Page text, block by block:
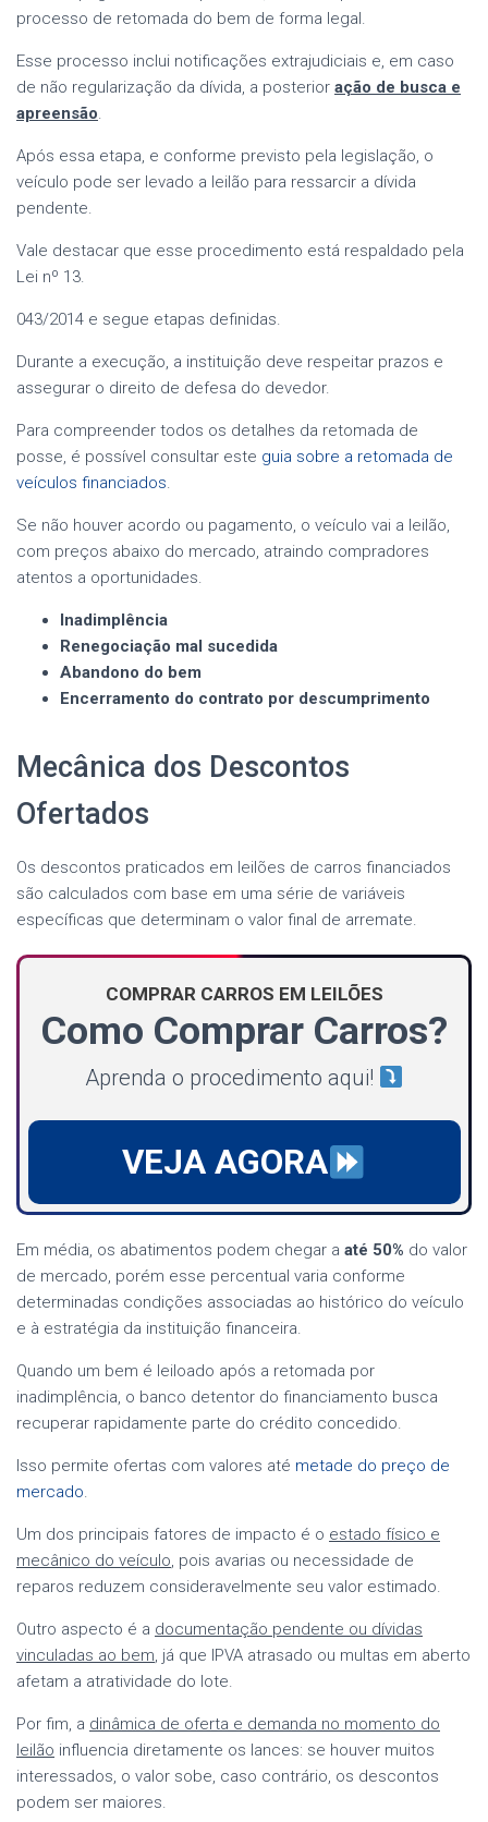
processo de retomada do bem de forma legal.
Esse processo inclui notificações extrajudiciais e, em caso
de não regularização da dívida, a posterior ação de busca e
apreensão.
Após essa etapa, e conforme previsto pela legislação, o
veículo pode ser levado a leilão para ressarcir a dívida
pendente.
Vale destacar que esse procedimento está respaldado pela
Lei nº 13.
043/2014 e segue etapas definidas.
Durante a execução, a instituição deve respeitar prazos e
assegurar o direito de defesa do devedor.
Para compreender todos os detalhes da retomada de
posse, é possível consultar este guia sobre a retomada de
veículos financiados.
Se não houver acordo ou pagamento, o veículo vai a leilão,
com preços abaixo do mercado, atraindo compradores
atentos a oportunidades.
Inadimplência
Renegociação mal sucedida
Abandono do bem
Encerramento do contrato por descumprimento
Mecânica dos Descontos
Ofertados
Os descontos praticados em leilões de carros financiados
são calculados com base em uma série de variáveis
específicas que determinam o valor final de arremate.
COMPRAR CARROS EM LEILÕES
Como Comprar Carros?
Aprenda o procedimento aqui!
VEJA AGORA
Em média, os abatimentos podem chegar a até 50% do valor
de mercado, porém esse percentual varia conforme
determinadas condições associadas ao histórico do veículo
e à estratégia da instituição financeira.
Quando um bem é leiloado após a retomada por
inadimplência, o banco detentor do financiamento busca
recuperar rapidamente parte do crédito concedido.
Isso permite ofertas com valores até metade do preço de
mercado.
Um dos principais fatores de impacto é o estado físico e
mecânico do veículo, pois avarias ou necessidade de
reparos reduzem consideravelmente seu valor estimado.
Outro aspecto é a documentação pendente ou dívidas
vinculadas ao bem, já que IPVA atrasado ou multas em aberto
afetam a atratividade do lote.
Por fim, a dinâmica de oferta e demanda no momento do
leilão influencia diretamente os lances: se houver muitos
interessados, o valor sobe, caso contrário, os descontos
podem ser maiores.